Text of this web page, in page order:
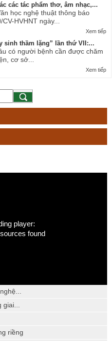
các tác phẩm thơ, âm nhạc,...
học nghệ thuật thông báo
HVHNT ngày...
Xem tiếp
sinh thầm lặng” lần thứ VII:...
có người bệnh cần được chăm
cơ sở...
Xem tiếp
player:
found
riềng